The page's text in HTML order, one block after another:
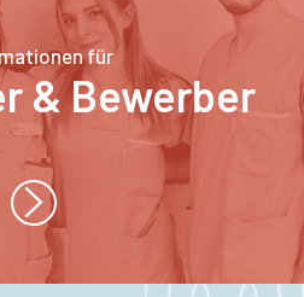
für
& Bewerber